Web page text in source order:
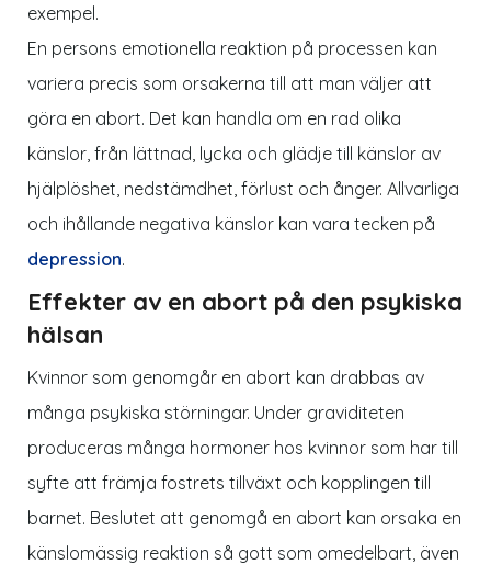
exempel.
En persons emotionella reaktion på processen kan
variera precis som orsakerna till att man väljer att
göra en abort. Det kan handla om en rad olika
känslor, från lättnad, lycka och glädje till känslor av
hjälplöshet, nedstämdhet, förlust och ånger. Allvarliga
och ihållande negativa känslor kan vara tecken på
depression.
Effekter av en abort på den psykiska
hälsan
Kvinnor som genomgår en abort kan drabbas av
många psykiska störningar. Under graviditeten
produceras många hormoner hos kvinnor som har till
syfte att främja fostrets tillväxt och kopplingen till
barnet. Beslutet att genomgå en abort kan orsaka en
känslomässig reaktion så gott som omedelbart, även